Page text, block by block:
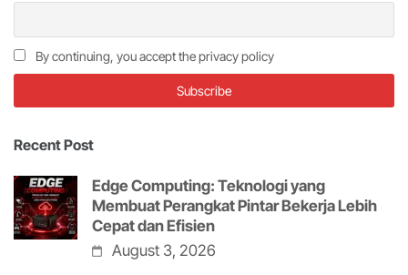
By continuing, you accept the privacy policy
Recent Post
Edge Computing: Teknologi yang
Membuat Perangkat Pintar Bekerja Lebih
Cepat dan Efisien
August 3, 2026